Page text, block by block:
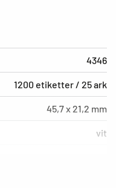
4346
1200 etiketter / 25 ark
45,7 x 21,2 mm
vit